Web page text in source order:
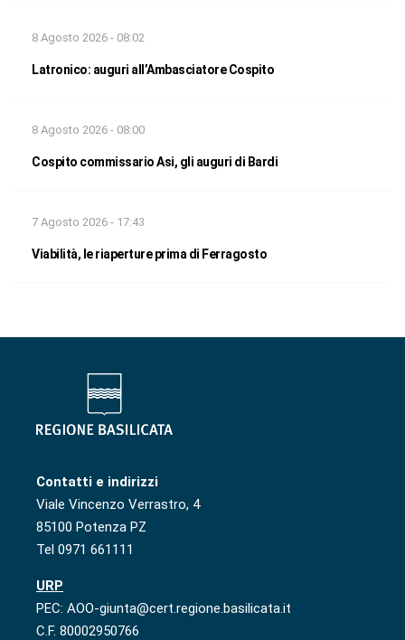
8 Agosto 2026 - 08:02
Latronico: auguri all’Ambasciatore Cospito
8 Agosto 2026 - 08:00
Cospito commissario Asi, gli auguri di Bardi
7 Agosto 2026 - 17:43
Viabilità, le riaperture prima di Ferragosto
Contatti e indirizzi
Viale Vincenzo Verrastro, 4
85100 Potenza PZ
Tel 0971 661111
URP
PEC: AOO-giunta@cert.regione.basilicata.it
C.F. 80002950766